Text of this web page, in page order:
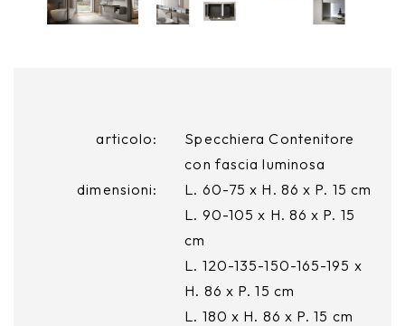
articolo:
Specchiera Contenitore
con fascia luminosa
dimensioni:
L. 60-75 x H. 86 x P. 15 cm
L. 90-105 x H. 86 x P. 15
cm
L. 120-135-150-165-195 x
H. 86 x P. 15 cm
L. 180 x H. 86 x P. 15 cm